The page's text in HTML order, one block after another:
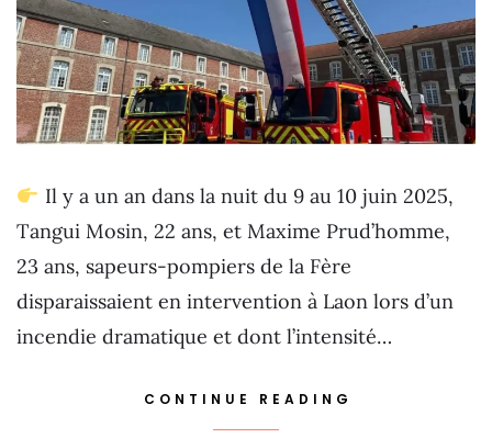
Il y a un an dans la nuit du 9 au 10 juin 2025,
Tangui Mosin, 22 ans, et Maxime Prud’homme,
23 ans, sapeurs-pompiers de la Fère
disparaissaient en intervention à Laon lors d’un
incendie dramatique et dont l’intensité…
CONTINUE READING